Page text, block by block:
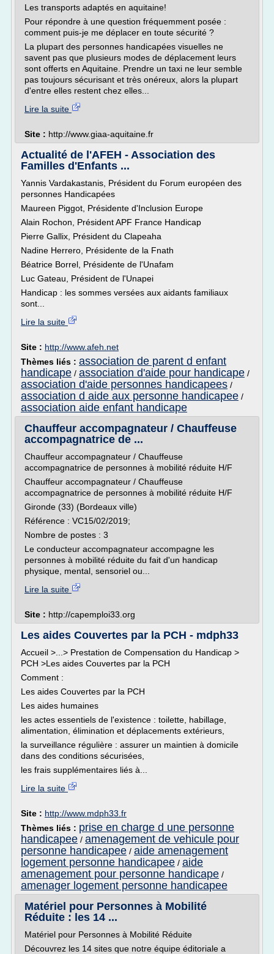
Les transports adaptés en aquitaine!
Pour répondre à une question fréquemment posée :
comment puis-je me déplacer en toute sécurité ?
La plupart des personnes handicapées visuelles ne
savent pas que plusieurs modes de déplacement leurs
sont offerts en Aquitaine. Prendre un taxi ne leur semble
pas toujours sécurisant et très onéreux, alors la plupart
d'entre elles restent chez elles...
Lire la suite
Site : http://www.giaa-aquitaine.fr
Actualité de l'AFEH - Association des
Familles d'Enfants ...
Yannis Vardakastanis, Président du Forum européen des
personnes Handicapées
Maureen Piggot, Présidente d'Inclusion Europe
Alain Rochon, Président APF France Handicap
Pierre Gallix, Président du Clapeaha
Nadine Herrero, Présidente de la Fnath
Béatrice Borrel, Présidente de l'Unafam
Luc Gateau, Président de l'Unapei
Handicap : les sommes versées aux aidants familiaux
sont...
Lire la suite
Site : http://www.afeh.net
Thèmes liés : association de parent d enfant
handicape / association d'aide pour handicape /
association d'aide personnes handicapees /
association d aide aux personne handicapee /
association aide enfant handicape
Chauffeur accompagnateur / Chauffeuse
accompagnatrice de ...
Chauffeur accompagnateur / Chauffeuse
accompagnatrice de personnes à mobilité réduite H/F
Chauffeur accompagnateur / Chauffeuse
accompagnatrice de personnes à mobilité réduite H/F
Gironde (33) (Bordeaux ville)
Référence : VC15/02/2019;
Nombre de postes : 3
Le conducteur accompagnateur accompagne les
personnes à mobilité réduite du fait d'un handicap
physique, mental, sensoriel ou...
Lire la suite
Site : http://capemploi33.org
Les aides Couvertes par la PCH - mdph33
Accueil >...> Prestation de Compensation du Handicap >
PCH >Les aides Couvertes par la PCH
Comment :
Les aides Couvertes par la PCH
Les aides humaines
les actes essentiels de l'existence : toilette, habillage,
alimentation, élimination et déplacements extérieurs,
la surveillance régulière : assurer un maintien à domicile
dans des conditions sécurisées,
les frais supplémentaires liés à...
Lire la suite
Site : http://www.mdph33.fr
Thèmes liés : prise en charge d une personne
handicapee / amenagement de vehicule pour
personne handicapee / aide amenagement
logement personne handicapee / aide
amenagement pour personne handicape /
amenager logement personne handicapee
Matériel pour Personnes à Mobilité
Réduite : les 14 ...
Matériel pour Personnes à Mobilité Réduite
Découvrez les 14 sites que notre équipe éditoriale a